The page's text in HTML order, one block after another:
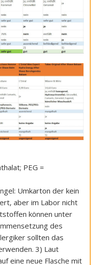
PEG =
Umkarton der kein
aber im Labor nicht
können unter
des
sollten das
3) Laut
eine neue Flasche mit